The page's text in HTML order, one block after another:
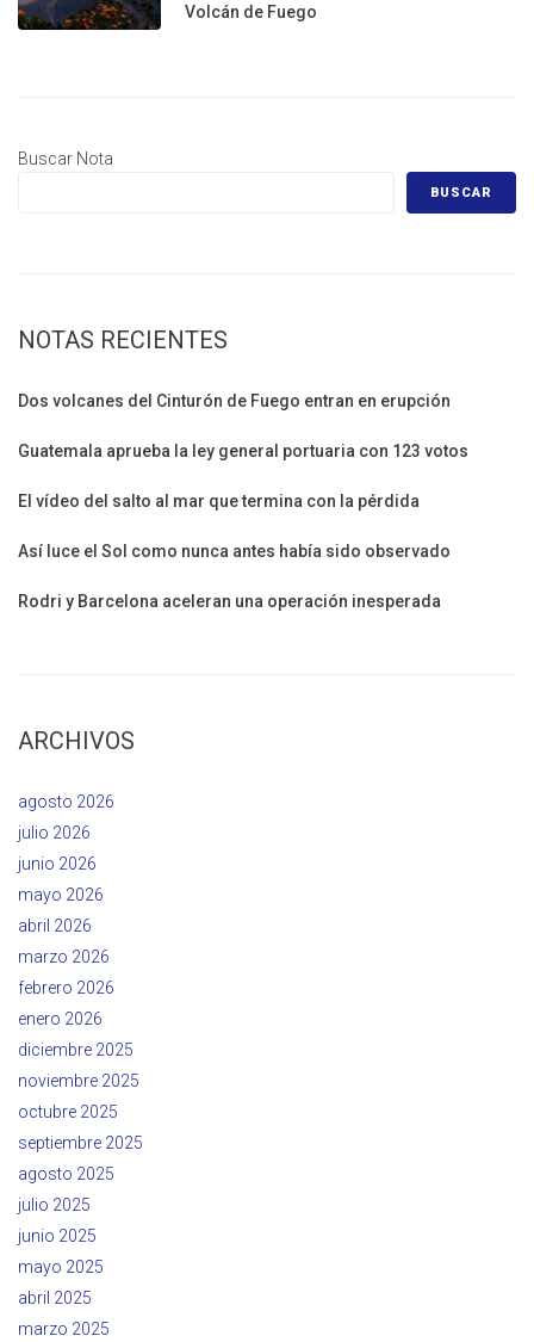
Volcán de Fuego
Buscar Nota
BUSCAR
NOTAS RECIENTES
Dos volcanes del Cinturón de Fuego entran en erupción
Guatemala aprueba la ley general portuaria con 123 votos
El vídeo del salto al mar que termina con la pérdida
Así luce el Sol como nunca antes había sido observado
Rodri y Barcelona aceleran una operación inesperada
ARCHIVOS
agosto 2026
julio 2026
junio 2026
mayo 2026
abril 2026
marzo 2026
febrero 2026
enero 2026
diciembre 2025
noviembre 2025
octubre 2025
septiembre 2025
agosto 2025
julio 2025
junio 2025
mayo 2025
abril 2025
marzo 2025